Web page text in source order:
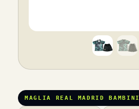
MAGLIA REAL MADRID BAMBINI